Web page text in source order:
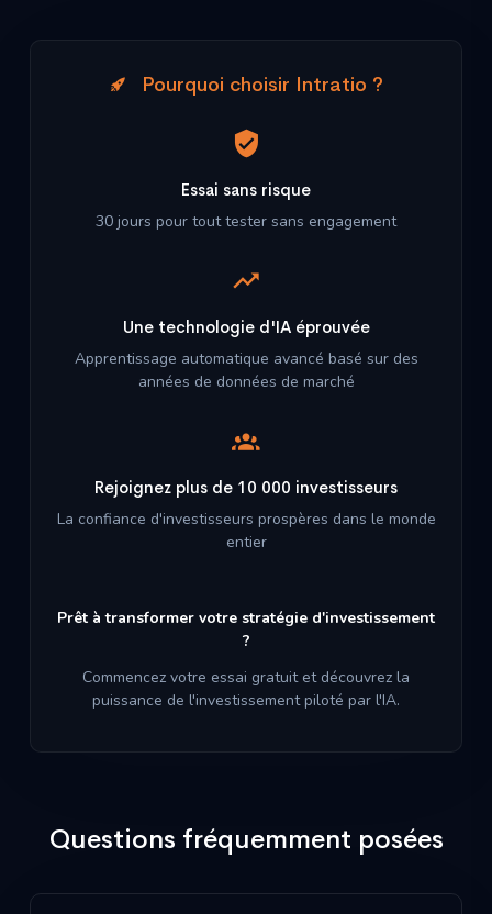
Pourquoi choisir Intratio ?
Essai sans risque
30 jours pour tout tester sans engagement
Une technologie d'IA éprouvée
Apprentissage automatique avancé basé sur des
années de données de marché
Rejoignez plus de 10 000 investisseurs
La confiance d'investisseurs prospères dans le monde
entier
Prêt à transformer votre stratégie d'investissement
?
Commencez votre essai gratuit et découvrez la
puissance de l'investissement piloté par l'IA.
Questions fréquemment posées